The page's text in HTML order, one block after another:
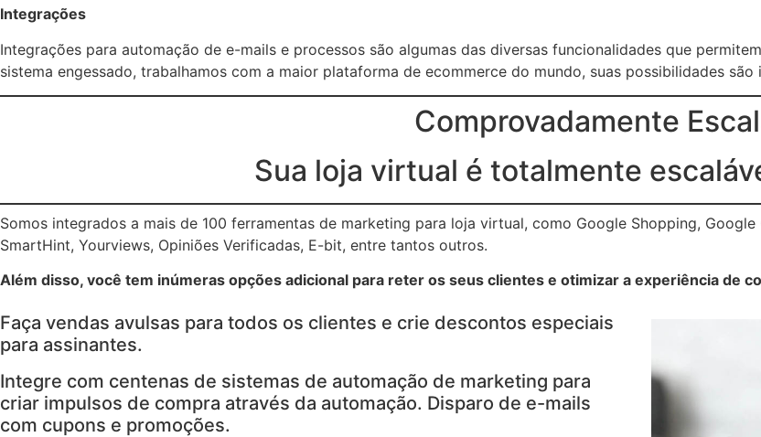
Integrações
Integrações para automação de e-mails e processos são algumas das diversas funcionalidades que
sistema engessado, trabalhamos com a maior plataforma de ecommerce do mundo, suas possibilidades são
Comprovadamente
Sua loja virtual é totalmente
Somos integrados a mais de 100 ferramentas de marketing para loja virtual, como Google Shopping,
SmartHint, Yourviews, Opiniões Verificadas, E-bit, entre tantos outros.
Além disso, você tem inúmeras opções adicional para reter os seus clientes e otimizar a experiência de
Faça vendas avulsas para todos os clientes e crie descontos especiais
para assinantes.
Integre com centenas de sistemas de automação de marketing para
criar impulsos de compra através da automação. Disparo de e-mails
com cupons e promoções.